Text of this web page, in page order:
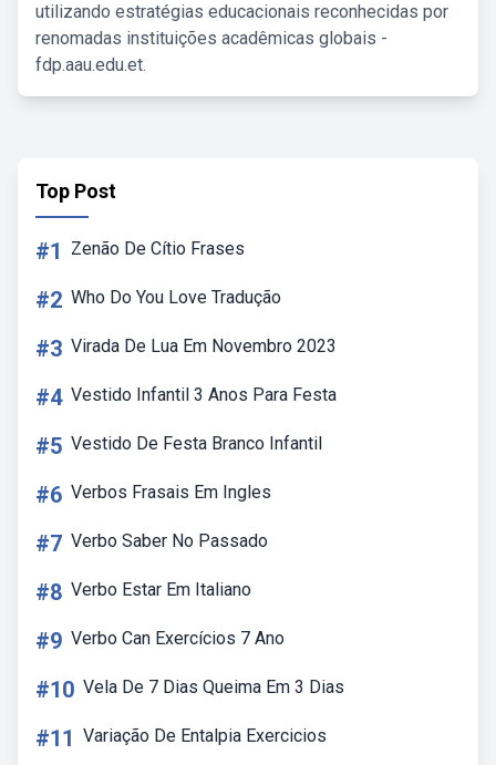
utilizando estratégias educacionais reconhecidas por
renomadas instituições acadêmicas globais -
fdp.aau.edu.et.
Top Post
#1 Zenão De Cítio Frases
#2 Who Do You Love Tradução
#3 Virada De Lua Em Novembro 2023
#4 Vestido Infantil 3 Anos Para Festa
#5 Vestido De Festa Branco Infantil
#6 Verbos Frasais Em Ingles
#7 Verbo Saber No Passado
#8 Verbo Estar Em Italiano
#9 Verbo Can Exercícios 7 Ano
#10 Vela De 7 Dias Queima Em 3 Dias
#11 Variação De Entalpia Exercicios